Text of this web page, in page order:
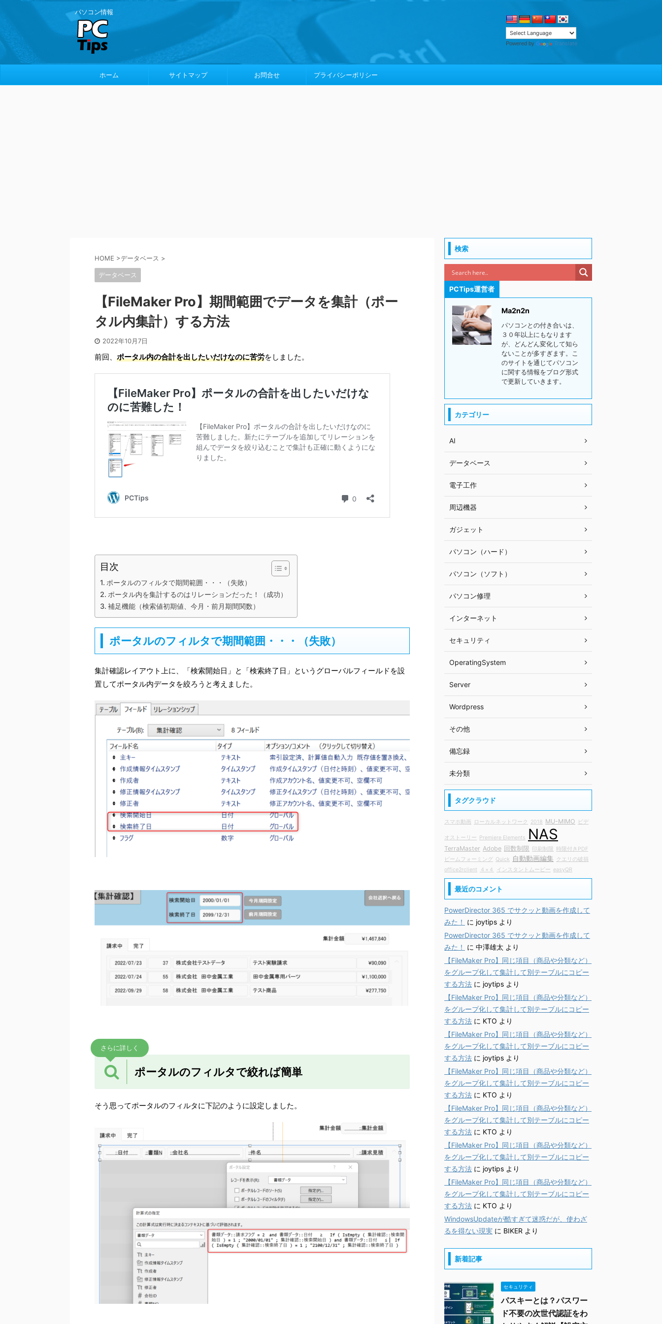
パソコン情報
Powered by Translate
ホーム サイトマップ お問合せ プライバシーポリシー
HOME >データベース >
データベース
【FileMaker Pro】期間範囲でデータを集計（ポー
タル内集計）する方法
2022年10月7日
前回、 ポータル内の合計を出したいだけなのに苦労をしました。
目次
ポータルのフィルタで期間範囲・・・（失敗）
ポータル内を集計するのはリレーションだった！（成功）
補足機能（検索値初期値、今月・前月期間関数）
ポータルのフィルタで期間範囲・・・（失敗）
集計確認レイアウト上に、「検索開始日」と「検索終了日」というグローバルフィールドを設
置してポータル内データを絞ろうと考えました。
さらに詳しく
ポータルのフィルタで絞れば簡単
そう思ってポータルのフィルタに下記のように設定しました。
検索
PCTips運営者
Ma2n2n
パソコンとの付き合いは、
３０年以上にもなります
が、どんどん変化して知ら
ないことが多すぎます。こ
のサイトを通じてパソコン
に関する情報をブログ形式
で更新していきます。
カテゴリー
AI
データベース
電子工作
周辺機器
ガジェット
パソコン（ハード）
パソコン（ソフト）
パソコン修理
インターネット
セキュリティ
OperatingSystem
Server
Wordpress
その他
備忘録
未分類
タグクラウド
スマホ動画 ローカルネットワーク 2018 MU-MIMO ビデ
オストーリー Premiere Elements NAS
TerraMaster Adobe 回数制限 印刷制限
時限付きPDF
ビームフォーミング
Quick 自動動画編集
クエリの破損
office2rclient
４×４ インスタントムービー easyQR
最近のコメント
PowerDirector 365 でサクッと動画を作成して
みた！
に joytips より
PowerDirector 365 でサクッと動画を作成して
みた！
に 中澤雄太 より
【FileMaker Pro】同じ項目（商品や分類など）
をグループ化して集計して別テーブルにコピー
する方法 に joytips より
【FileMaker Pro】同じ項目（商品や分類など）
をグループ化して集計して別テーブルにコピー
する方法 に KTO より
【FileMaker Pro】同じ項目（商品や分類など）
をグループ化して集計して別テーブルにコピー
する方法 に joytips より
【FileMaker Pro】同じ項目（商品や分類など）
をグループ化して集計して別テーブルにコピー
する方法 に KTO より
【FileMaker Pro】同じ項目（商品や分類など）
をグループ化して集計して別テーブルにコピー
する方法 に KTO より
【FileMaker Pro】同じ項目（商品や分類など）
をグループ化して集計して別テーブルにコピー
する方法 に joytips より
【FileMaker Pro】同じ項目（商品や分類など）
をグループ化して集計して別テーブルにコピー
する方法 に KTO より
WindowsUpdateが酷すぎて迷惑だが、使わざ
るを得ない現実 に BIKER より
新着記事
セキュリティ
パスキーとは？パスワー
ド不要の次世代認証をわ